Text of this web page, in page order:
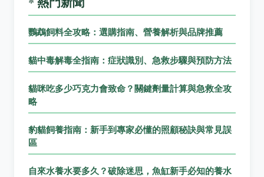
鸚鵡飼料全攻略：選購指南、營養解析與品牌推薦
貓中毒解毒全指南：症狀識別、急救步驟與預防方法
貓咪吃多少巧克力會致命？關鍵劑量計算與急救全攻
略
豹貓飼養指南：新手到專家必懂的照顧秘訣與常見誤
區
自來水養水要多久？破除迷思，魚缸新手必知的養水